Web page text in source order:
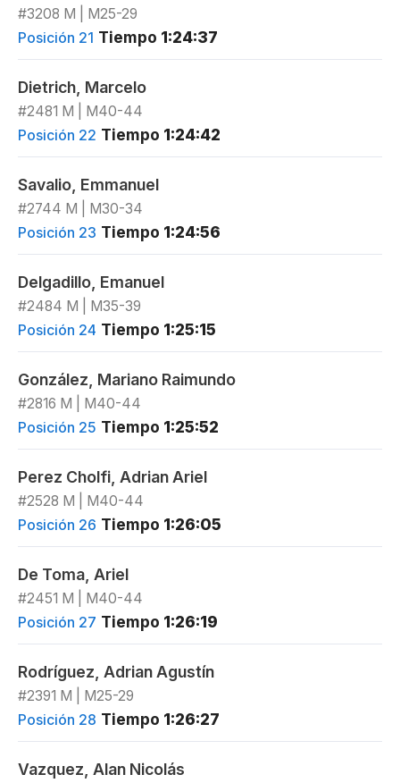
#3208 M | M25-29
Posición 21 Tiempo 1:24:37
Dietrich, Marcelo
#2481 M | M40-44
Posición 22 Tiempo 1:24:42
Savalio, Emmanuel
#2744 M | M30-34
Posición 23 Tiempo 1:24:56
Delgadillo, Emanuel
#2484 M | M35-39
Posición 24 Tiempo 1:25:15
González, Mariano Raimundo
#2816 M | M40-44
Posición 25 Tiempo 1:25:52
Perez Cholfi, Adrian Ariel
#2528 M | M40-44
Posición 26 Tiempo 1:26:05
De Toma, Ariel
#2451 M | M40-44
Posición 27 Tiempo 1:26:19
Rodríguez, Adrian Agustín
#2391 M | M25-29
Posición 28 Tiempo 1:26:27
Vazquez, Alan Nicolás